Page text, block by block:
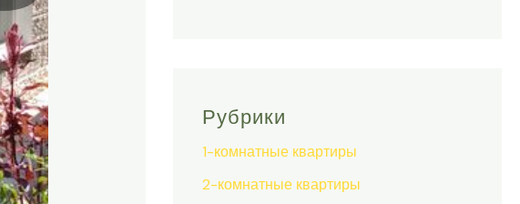
Рубрики
1-комнатные квартиры
2-комнатные квартиры